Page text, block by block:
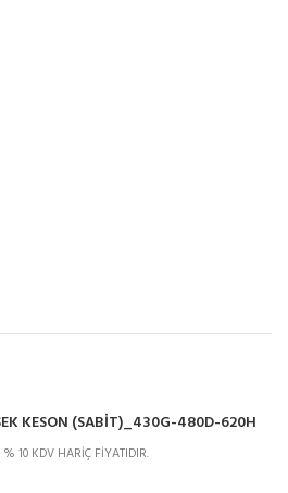
KESON (SABİT)_430G-480D-620H
% 10 KDV HARİÇ FİYATIDIR.